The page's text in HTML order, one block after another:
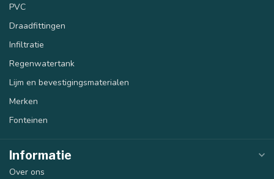
PVC
Draadfittingen
Infiltratie
Regenwatertank
Lijm en bevestigingsmaterialen
Merken
Fonteinen
Informatie
Over ons